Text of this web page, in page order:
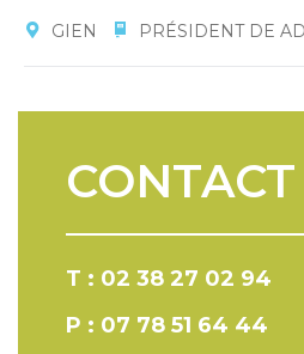
GIEN PRÉSIDENT DE
CONTACT
T : 02 38 27 02 94
P : 07 78 51 64 44